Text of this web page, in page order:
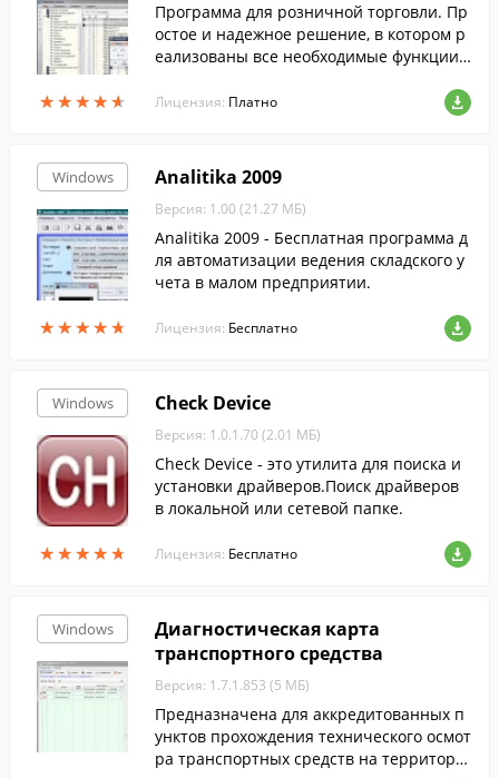
★★★★★
★★★★★
Программа для розничной торговли. Пр
остое и надежное решение, в котором р
еализованы все необходимые функции
Лицензия: Платно
Windows
★★★★★
★★★★★
Analitika 2009
Версия: 1.00 (21.27 МБ)
Analitika 2009 - Бесплатная программа д
ля автоматизации ведения складского у
чета в малом предприятии.
Лицензия: Бесплатно
Windows
★★★★★
★★★★★
Check Device
Версия: 1.0.1.70 (2.01 МБ)
Check Device - это утилита для поиска и
установки драйверов.Поиск драйверов
в локальной или сетевой папке.
Лицензия: Бесплатно
Windows
Диагностическая карта
транспортного средства
Версия: 1.7.1.853 (5 МБ)
Предназначена для аккредитованных п
унктов прохождения технического осмот
ра транспортных средств на территори